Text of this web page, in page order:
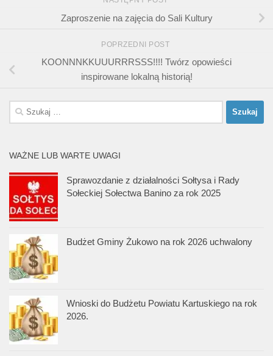
Zaproszenie na zajęcia do Sali Kultury
POPRZEDNI POST
KOONNNKKUUURRRSSS!!!! Twórz opowieści
inspirowane lokalną historią!
Szukaj:
WAŻNE LUB WARTE UWAGI
Sprawozdanie z działalności Sołtysa i Rady
Sołeckiej Sołectwa Banino za rok 2025
Budżet Gminy Żukowo na rok 2026 uchwalony
Wnioski do Budżetu Powiatu Kartuskiego na rok
2026.